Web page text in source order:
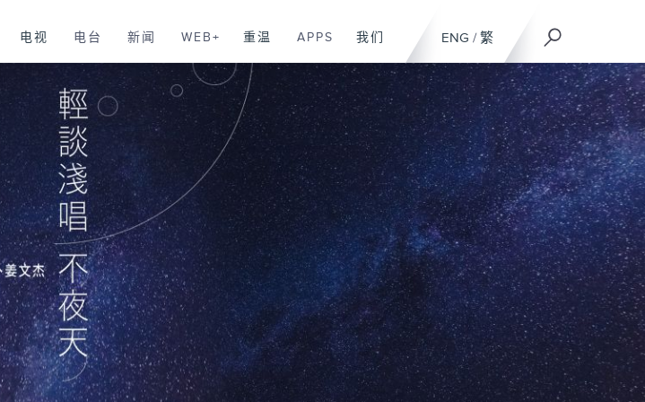
ENG / 繁
电视 电台 新闻 WEB+ 重温 APPS 我们